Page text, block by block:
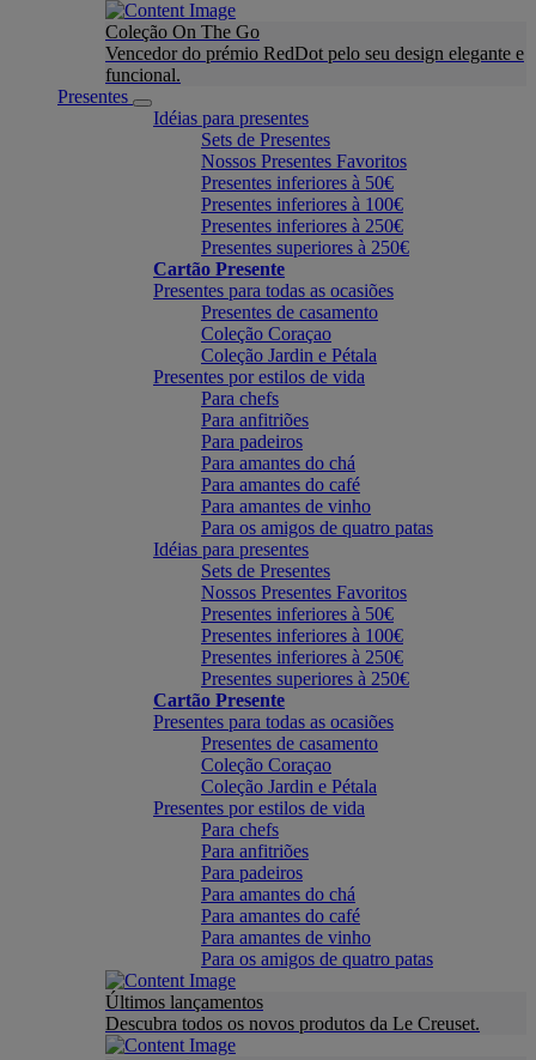
Coleção On The Go
Vencedor do prémio RedDot pelo seu design elegante e
funcional.
Presentes
Idéias para presentes
Sets de Presentes
Nossos Presentes Favoritos
Presentes inferiores à 50€
Presentes inferiores à 100€
Presentes inferiores à 250€
Presentes superiores à 250€
Cartão Presente
Presentes para todas as ocasiões
Presentes de casamento
Coleção Coraçao
Coleção Jardin e Pétala
Presentes por estilos de vida
Para chefs
Para anfitriões
Para padeiros
Para amantes do chá
Para amantes do café
Para amantes de vinho
Para os amigos de quatro patas
Idéias para presentes
Sets de Presentes
Nossos Presentes Favoritos
Presentes inferiores à 50€
Presentes inferiores à 100€
Presentes inferiores à 250€
Presentes superiores à 250€
Cartão Presente
Presentes para todas as ocasiões
Presentes de casamento
Coleção Coraçao
Coleção Jardin e Pétala
Presentes por estilos de vida
Para chefs
Para anfitriões
Para padeiros
Para amantes do chá
Para amantes do café
Para amantes de vinho
Para os amigos de quatro patas
Últimos lançamentos
Descubra todos os novos produtos da Le Creuset.